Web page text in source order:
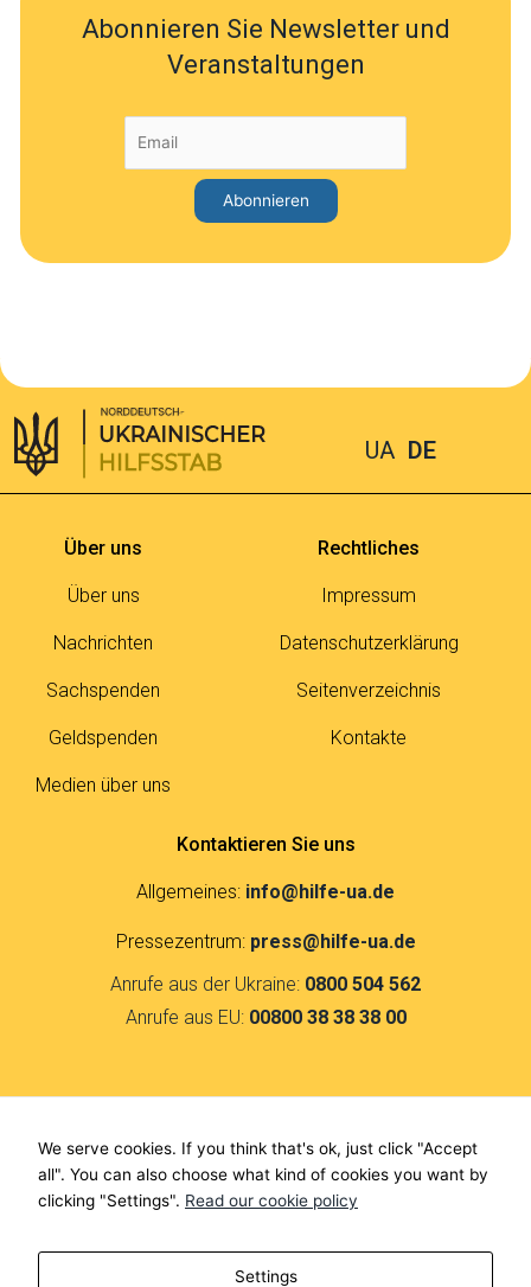
Abonnieren Sie Newsletter und
Veranstaltungen
UA DE
Über uns
Über uns
Nachrichten
Sachspenden
Geldspenden
Medien über uns
Rechtliches
Impressum
Datenschutzerklärung
Seitenverzeichnis
Kontakte
Kontaktieren Sie uns
Allgemeines: info@hilfe-ua.de
Pressezentrum: press@hilfe-ua.de
Anrufe aus der Ukraine: 0800 504 562
Anrufe aus EU: 00800 38 38 38 00
F
a
c
b
I
n
s
a
Call-center
We serve cookies. If you think that's ok, just click "Accept
all". You can also choose what kind of cookies you want by
clicking "Settings". Read our cookie policy
Settings